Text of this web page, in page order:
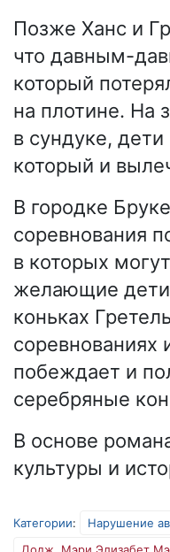
Позже Ханс и
что давным-
который
на плотине. На
в сундуке,
который и
В городке
соревнования
в которых
желающие
коньках
соревнованиях
побеждает и
серебряные
В основе
культуры и
Категории: Нарушение